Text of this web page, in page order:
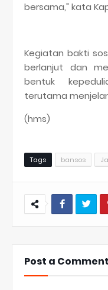
bersama," kata
Kegiatan bakti
berlanjut dan
bentuk
terutama
(hms)
Tags bansos
Post a Comment